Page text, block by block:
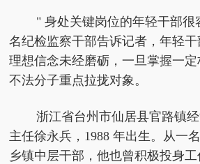
" 身处关键岗位的年轻干部很
名纪检监察干部告诉记者，年轻干
理想信念未经磨砺，一旦掌握一
不法分子重点拉拢对象。
浙江省台州市仙居县官路镇
主任徐永兵，1988 年出生。从一
乡镇中层干部，他也曾积极投身